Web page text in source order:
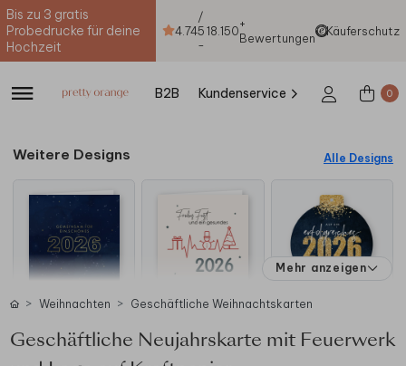
Bis zu 3 gratis
Probedrucke für deine
Hochzeit
4.74
/
5
-
18.150+
Bewertungen
Käuferschutz
B2B Kundenservice 0
Weitere Designs Alle Designs
Mehr anzeigen
Weihnachten Geschäftliche Weihnachtskarten
Geschäftliche Neujahrskarte mit Feuerwerk